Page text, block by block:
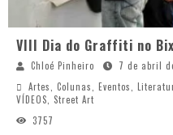
VIII Dia do Graffiti no
Chloé Pinheiro
7 de abril
Artes, Colunas, Eventos,
VÍDEOS, Street Art
3757